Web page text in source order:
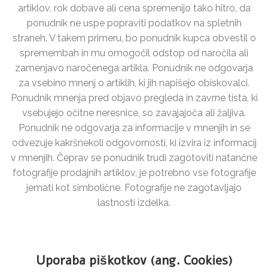
artiklov, rok dobave ali cena spremenijo tako hitro, da
ponudnik ne uspe popraviti podatkov na spletnih
straneh. V takem primeru, bo ponudnik kupca obvestil o
spremembah in mu omogočil odstop od naročila ali
zamenjavo naročenega artikla. Ponudnik ne odgovarja
za vsebino mnenj o artiklih, ki jih napišejo obiskovalci.
Ponudnik mnenja pred objavo pregleda in zavrne tista, ki
vsebujejo očitne neresnice, so zavajajoča ali žaljiva.
Ponudnik ne odgovarja za informacije v mnenjih in se
odvezuje kakršnekoli odgovornosti, ki izvira iz informacij
v mnenjih. Čeprav se ponudnik trudi zagotoviti natančne
fotografije prodajnih artiklov, je potrebno vse fotografije
jemati kot simbolične. Fotografije ne zagotavljajo
lastnosti izdelka.
Uporaba piškotkov (ang. Cookies)